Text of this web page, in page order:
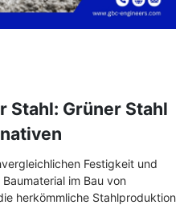
Grüner Stahl
Festigkeit und
im Bau von
herkömmliche Stahlproduktion